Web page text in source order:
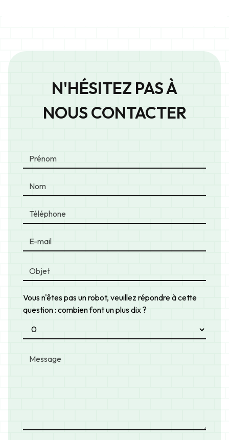
N'HÉSITEZ PAS À
NOUS CONTACTER
Vous n'êtes pas un robot, veuillez répondre à cette
question : combien font un plus dix ?